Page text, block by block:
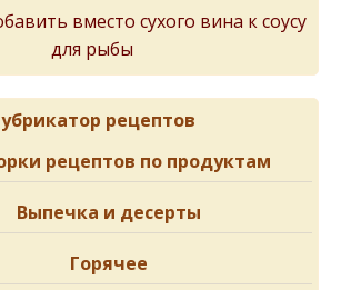
вместо сухого вина к соусу
для рыбы
рецептов
рецептов по продуктам
Выпечка и десерты
Горячее